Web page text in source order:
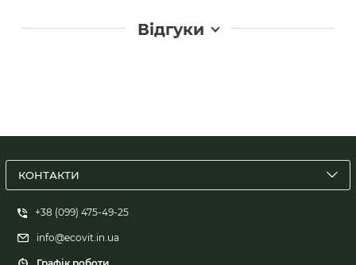
Відгуки
КОНТАКТИ
+38 (099) 475-49-25
info@ecovit.in.ua